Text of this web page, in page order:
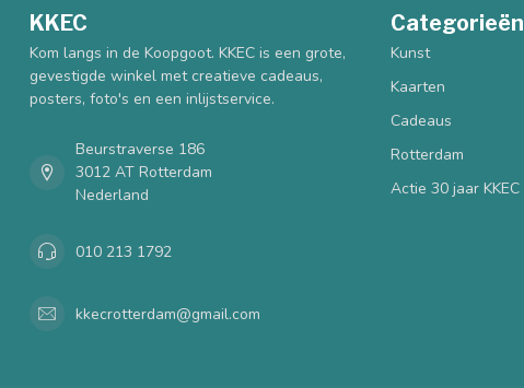
KKEC
Kom langs in de Koopgoot. KKEC is een grote,
gevestigde winkel met creatieve cadeaus,
posters, foto's en een inlijstservice.
Beurstraverse 186
3012 AT Rotterdam
Nederland
010 213 1792
kkecrotterdam@gmail.com
Categorieën
Kunst
Kaarten
Cadeaus
Rotterdam
Actie 30 jaar KKEC